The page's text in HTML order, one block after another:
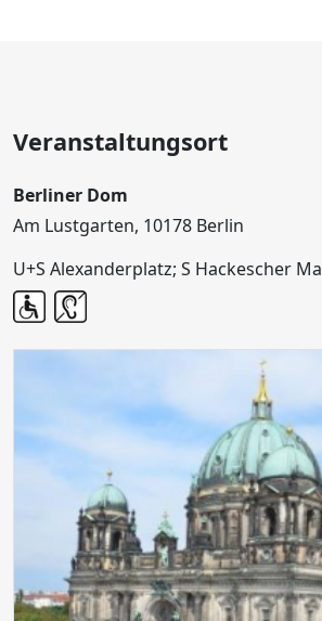
Veranstaltungsort
Berliner Dom
Am Lustgarten, 10178 Berlin
U+S Alexanderplatz; S Hackescher